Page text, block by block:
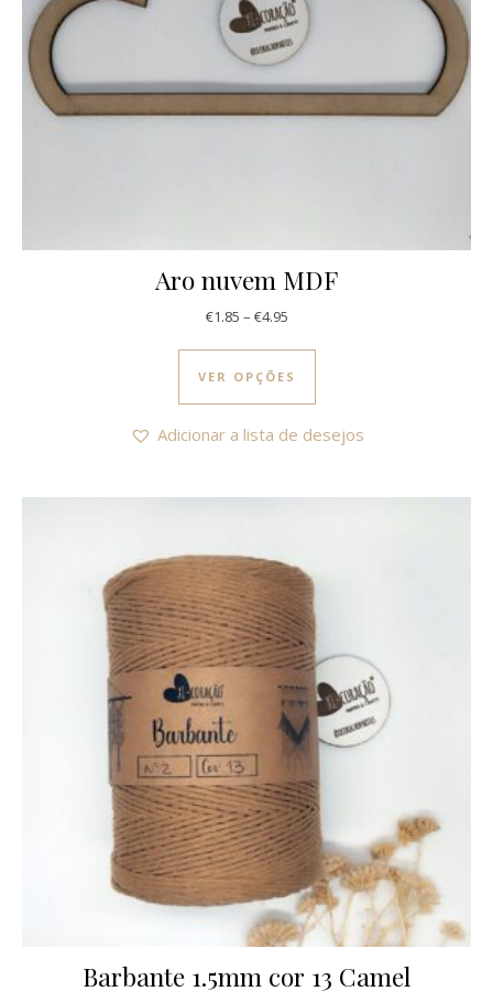
Aro nuvem MDF
€1.85 – €4.95Price range: €1.85 through
VER OPÇÕES
This product has
Adicionar a lista de desejos
Barbante 1.5mm cor 13 Camel